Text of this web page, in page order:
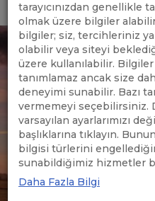
tarayıcınızdan genellikle
olmak üzere bilgiler
bilgiler; siz, tercihleriniz ya
olabilir veya siteyi
üzere kullanılabilir.
tanımlamaz ancak size
deneyimi sunabilir. Bazı
vermemeyi seçebilirsiniz.
varsayılan ayarlarımızı
başlıklarına tıklayın.
bilgisi türlerini
sunabildiğimiz hizmetler
Daha Fazla Bilgi